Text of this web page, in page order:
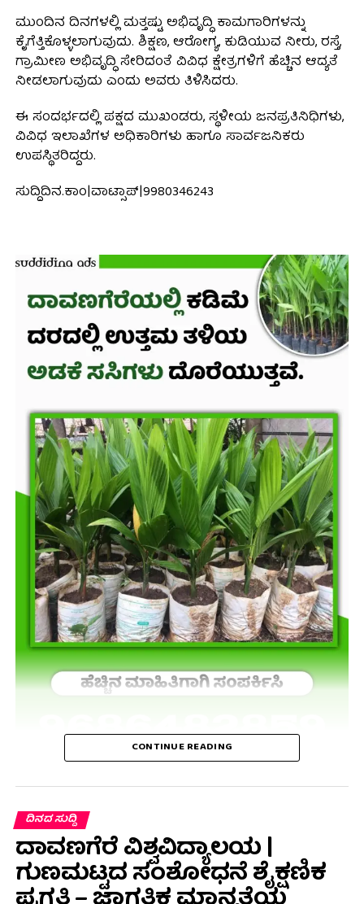
ಮುಂದಿನ ದಿನಗಳಲ್ಲಿ ಮತ್ತಷ್ಟು ಅಭಿವೃದ್ಧಿ ಕಾಮಗಾರಿಗಳನ್ನು
ಕೈಗೆತ್ತಿಕೊಳ್ಳಲಾಗುವುದು. ಶಿಕ್ಷಣ, ಆರೋಗ್ಯ, ಕುಡಿಯುವ ನೀರು, ರಸ್ತೆ,
ಗ್ರಾಮೀಣ ಅಭಿವೃದ್ಧಿ ಸೇರಿದಂತೆ ವಿವಿಧ ಕ್ಷೇತ್ರಗಳಿಗೆ ಹೆಚ್ಚಿನ ಆದ್ಯತೆ
ನೀಡಲಾಗುವುದು ಎಂದು ಅವರು ತಿಳಿಸಿದರು.
ಈ ಸಂದರ್ಭದಲ್ಲಿ ಪಕ್ಷದ ಮುಖಂಡರು, ಸ್ಥಳೀಯ ಜನಪ್ರತಿನಿಧಿಗಳು,
ವಿವಿಧ ಇಲಾಖೆಗಳ ಅಧಿಕಾರಿಗಳು ಹಾಗೂ ಸಾರ್ವಜನಿಕರು
ಉಪಸ್ಥಿತರಿದ್ದರು.
ಸುದ್ದಿದಿನ.ಕಾಂ|ವಾಟ್ಸಾಪ್|9980346243
CONTINUE READING
ದಿನದ ಸುದ್ದಿ
ದಾವಣಗೆರೆ ವಿಶ್ವವಿದ್ಯಾಲಯ |
ಗುಣಮಟ್ಟದ ಸಂಶೋಧನೆ ಶೈಕ್ಷಣಿಕ